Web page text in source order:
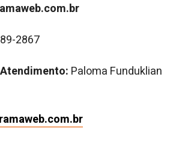
2867
Paloma Funduklian